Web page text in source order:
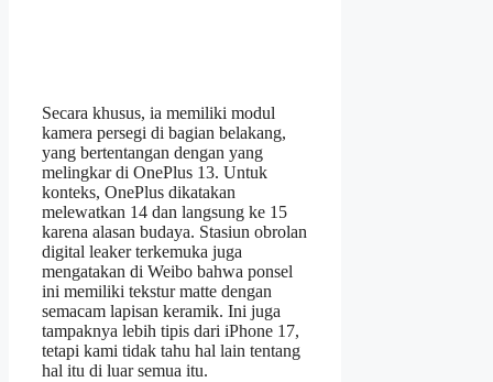
Secara khusus, ia memiliki modul
kamera persegi di bagian belakang,
yang bertentangan dengan yang
melingkar di OnePlus 13. Untuk
konteks, OnePlus dikatakan
melewatkan 14 dan langsung ke 15
karena alasan budaya. Stasiun obrolan
digital leaker terkemuka juga
mengatakan di Weibo bahwa ponsel
ini memiliki tekstur matte dengan
semacam lapisan keramik. Ini juga
tampaknya lebih tipis dari iPhone 17,
tetapi kami tidak tahu hal lain tentang
hal itu di luar semua itu.